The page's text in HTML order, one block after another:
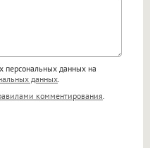
<s>, <big>,
<ul>, <ol>, <li>,
HTML,
становятся
будет
персональных данных на
данных
комментирования